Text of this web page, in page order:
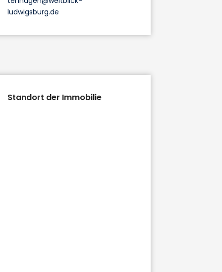
ludwigsburg.de
Standort der Immobilie